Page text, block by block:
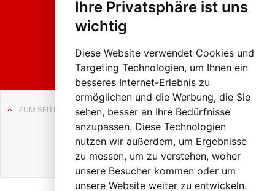
Ihre Privatsphäre ist uns
wichtig
Diese Website verwendet Cookies und
Targeting Technologien, um Ihnen ein
besseres Internet-Erlebnis zu
ermöglichen und die Werbung, die Sie
sehen, besser an Ihre Bedürfnisse
anzupassen. Diese Technologien
nutzen wir außerdem, um Ergebnisse
zu messen, um zu verstehen, woher
unsere Besucher kommen oder um
unsere Website weiter zu entwickeln.
sumzug
Liezen
ZUM SEITENANFANG
Auf BLO24.at werben?
+43 (0)664 2226600